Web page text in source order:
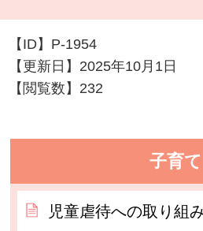
【ID】 P-1954
【更新日】 2025年10月1日
【閲覧数】 232
子育て
児童虐待への取り組